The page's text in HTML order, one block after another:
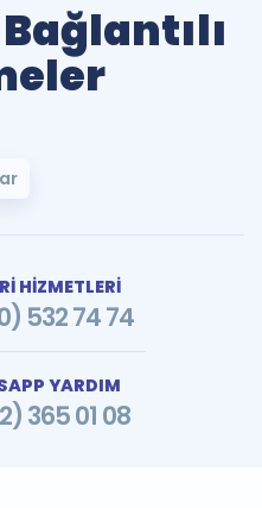
HİZMETLERİ
532 74 74
YARDIM
365 01 08